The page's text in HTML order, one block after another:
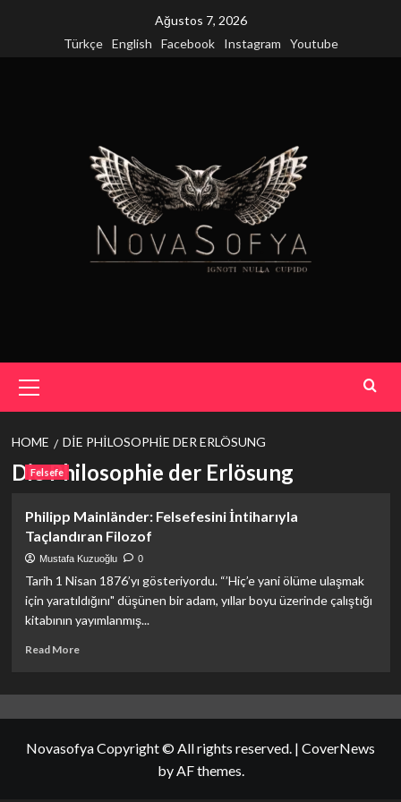
Ağustos 7, 2026
Türkçe
English Facebook Instagram Youtube
Menu
HOME DIE PHILOSOPHIE DER ERLÖSUNG
Die Philosophie der Erlösung
Felsefe
Philipp Mainländer: Felsefesini İntiharıyla
Taçlandıran Filozof
Mustafa Kuzuoğlu 0
Tarih 1 Nisan 1876’yı gösteriyordu. “’Hiç’e yani ölüme ulaşmak
için yaratıldığını" düşünen bir adam, yıllar boyu üzerinde çalıştığı
kitabının yayımlanmış...
Read MoreRead
<strong>Philipp
İntiharıyla
Novasofya Copyright © All rights reserved. | CoverNews
by AF themes.